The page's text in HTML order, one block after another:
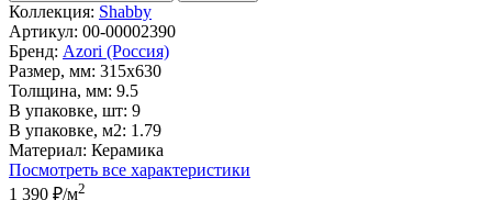
Коллекция: Shabby
Артикул: 00-00002390
Бренд: Azori (Россия)
Размер, мм: 315x630
Толщина, мм: 9.5
В упаковке, шт: 9
В упаковке, м2: 1.79
Материал: Керамика
Посмотреть все характеристики
1 390 ₽/м2